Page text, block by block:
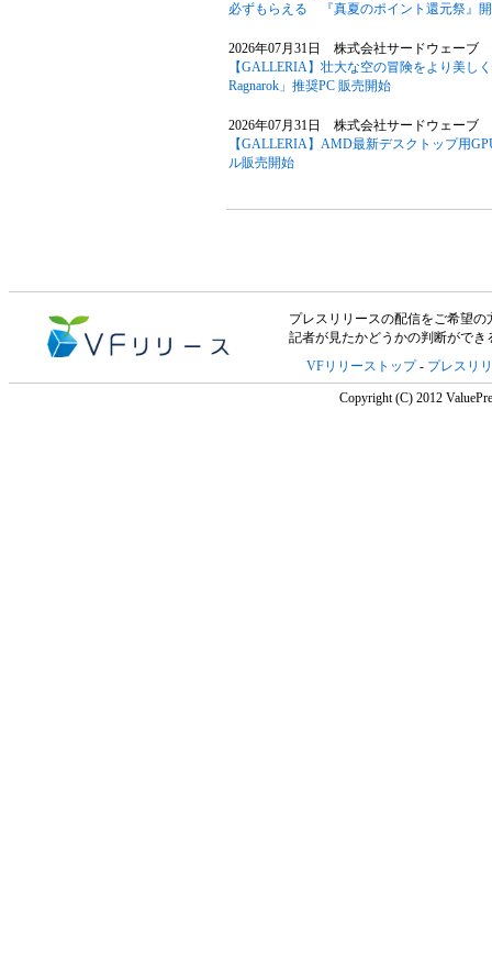
必ずもらえる 『真夏のポイント還元祭』
2026年07月31日 株式会社サードウェー
【GALLERIA】壮大な空の冒険をより美し
Ragnarok」推奨PC 販売開始
2026年07月31日 株式会社サードウェー
【GALLERIA】AMD最新デスクトップ用
ル販売開始
プレスリリースの配信をご希望の
記者が見たかどうかの判断がで
VFリリーストップ- プレスリ
Copyright (C) 2012